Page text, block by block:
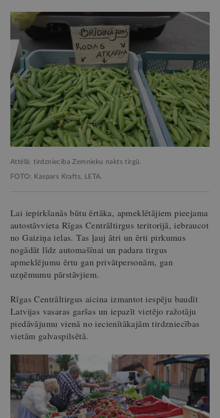
Attēlā: tirdzniecība Zemnieku nakts tirgū.
FOTO: Kaspars Krafts, LETA.
Lai iepirkšanās būtu ērtāka, apmeklētājiem pieejama
autostāvvieta Rīgas Centrāltirgus teritorijā, iebraucot
no Gaiziņa ielas. Tas ļauj ātri un ērti pirkumus
nogādāt līdz automašīnai un padara tirgus
apmeklējumu ērtu gan privātpersonām, gan
uzņēmumu pārstāvjiem.
Rīgas Centrāltirgus aicina izmantot iespēju baudīt
Latvijas vasaras garšas un iepazīt vietējo ražotāju
piedāvājumu vienā no iecienītākajām tirdzniecības
vietām galvaspilsētā.